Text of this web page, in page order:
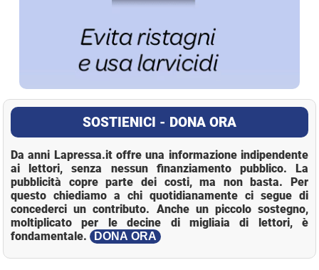
SOSTIENICI - DONA ORA
Da anni Lapressa.it offre una informazione indipendente
ai lettori, senza nessun finanziamento pubblico. La
pubblicità copre parte dei costi, ma non basta. Per
questo chiediamo a chi quotidianamente ci segue di
concederci un contributo. Anche un piccolo sostegno,
moltiplicato per le decine di migliaia di lettori, è
fondamentale.
DONA ORA